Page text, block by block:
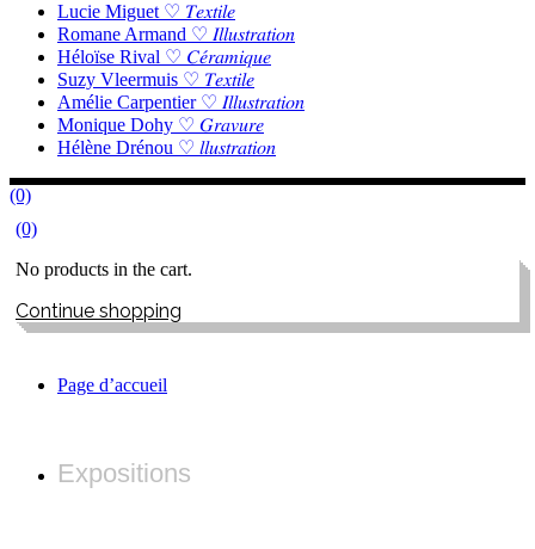
Lucie Miguet ♡ 𝑇𝑒𝑥𝑡𝑖𝑙𝑒
Romane Armand ♡ 𝐼𝑙𝑙𝑢𝑠𝑡𝑟𝑎𝑡𝑖𝑜𝑛
Héloïse Rival ♡ 𝐶𝑒́𝑟𝑎𝑚𝑖𝑞𝑢𝑒
Suzy Vleermuis ♡ 𝑇𝑒𝑥𝑡𝑖𝑙𝑒
Amélie Carpentier ♡ 𝐼𝑙𝑙𝑢𝑠𝑡𝑟𝑎𝑡𝑖𝑜𝑛
Monique Dohy ♡ 𝐺𝑟𝑎𝑣𝑢𝑟𝑒
Hélène Drénou ♡ 𝑙𝑙𝑢𝑠𝑡𝑟𝑎𝑡𝑖𝑜𝑛
(0)
(0)
No products in the cart.
Continue shopping
Page d’accueil
Expositions